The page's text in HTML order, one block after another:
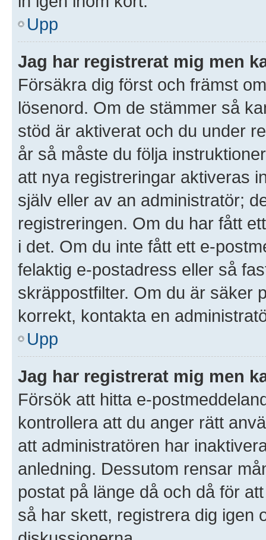
Upp
Jag har registrerat mig men
Försäkra dig först och främst
lösenord. Om de stämmer så
stöd är aktiverat och du under
år så måste du följa
att nya registreringar aktiveras
själv eller av an administratör;
registreringen. Om du har fått
i det. Om du inte fått ett e-
felaktig e-postadress eller så
skräppostfilter. Om du är säker
korrekt, kontakta en
Upp
Jag har registrerat mig men
Försök att hitta e-
kontrollera att du anger rätt
att administratören har
anledning. Dessutom rensar
postat på länge då och då för
så har skett, registrera dig igen